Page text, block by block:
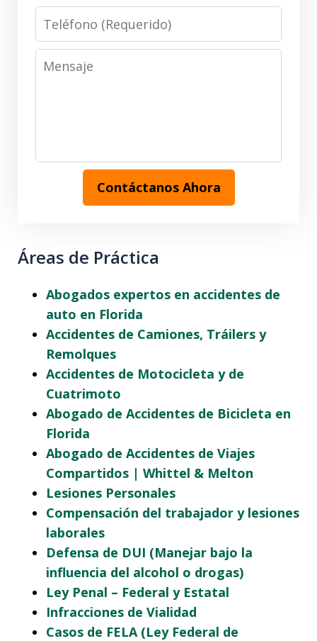
Teléfono
(Requerido)
Mensaje
Contáctanos Ahora
Áreas de Práctica
Abogados expertos en accidentes de
auto en Florida
Accidentes de Camiones, Tráilers y
Remolques
Accidentes de Motocicleta y de
Cuatrimoto
Abogado de Accidentes de Bicicleta en
Florida
Abogado de Accidentes de Viajes
Compartidos | Whittel & Melton
Lesiones Personales
Compensación del trabajador y lesiones
laborales
Defensa de DUI (Manejar bajo la
influencia del alcohol o drogas)
Ley Penal – Federal y Estatal
Infracciones de Vialidad
Casos de FELA (Ley Federal de